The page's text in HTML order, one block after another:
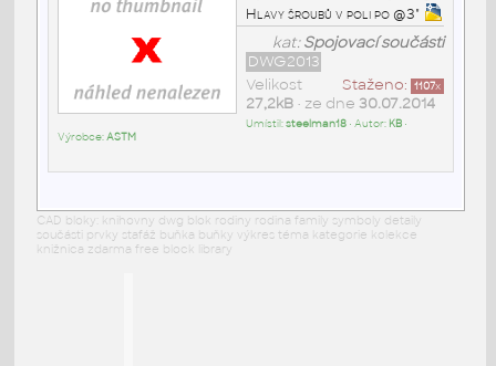
Hlavy šroubů v poli po @3"
kat:Spojovací součásti
DWG2013
Staženo: 1107x
Velikost
27,2kB• ze dne 30.07.2014
Umístil:steelman18• Autor: KB•
Výrobce:ASTM
CAD bloky: knihovny dwg blok rodiny rodina family symboly detaily
součásti prvky stafáž buňka buňky výkres téma kategorie kolekce
knižnica zdarma free block library